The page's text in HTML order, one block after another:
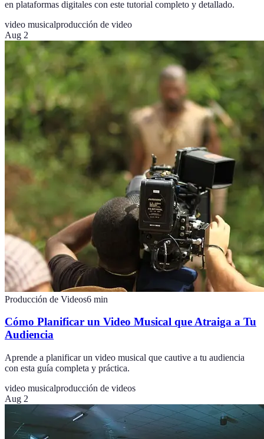
en plataformas digitales con este tutorial completo y detallado.
video musicalproducción de video
Aug 2
Producción de Videos6 min
Cómo Planificar un Video Musical que Atraiga a Tu
Audiencia
Aprende a planificar un video musical que cautive a tu audiencia
con esta guía completa y práctica.
video musicalproducción de videos
Aug 2